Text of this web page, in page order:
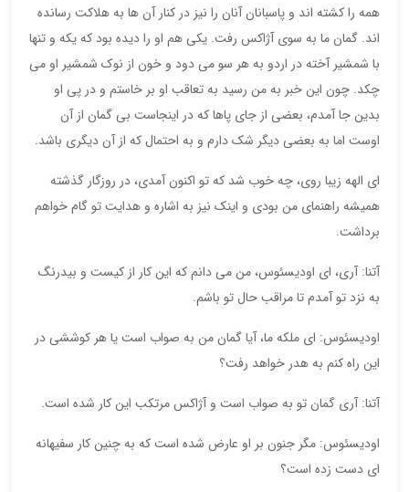
همه را کشته اند و پاسبانان آنان را نیز در کنار آن ها به هلاکت رسانده
اند. گمان ما به سوی آژاکس رفت. یکی هم او را دیده بود که یکه و تنها
با شمشیر آخته در اردو به هر سو می دود و خون از نوک شمشیر او می
چکد. چون این خبر به من رسید به تعاقب او بر خاستم و در پی او
بدین جا آمدم، بعضی از جای پاها که در اینجاست بی گمان از آن
اوست اما به بعضی دیگر شک دارم و به احتمال که از آن دیگری باشد.
ای الهه زیبا روی، چه خوب شد که تو اکنون آمدی، در روزگار گذشته
همیشه راهنمای من بودی و اینک نیز به اشاره و هدایت تو گام خواهم
برداشت.
آتنا: آری، ای اودیسئوس، من می دانم که این کار از کیست و بیدرنگ
به نزد تو آمدم تا مراقب حال تو باشم.
اودیسئوس: ای ملکه ما، آیا گمان من به صواب است یا هر کوششی در
این راه کنم به هدر خواهد رفت؟
آتنا: آری گمان تو به صواب است و آژاکس مرتکب این کار شده است.
اودیسئوس: مگر جنون بر او عارض شده است که به چنین کار سفیهانه
ای دست زده است؟